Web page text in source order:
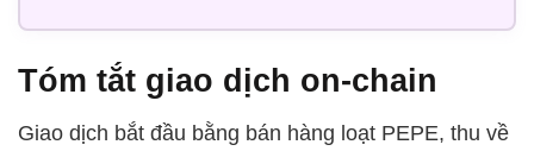
Tóm tắt giao dịch on-chain
Giao dịch bắt đầu bằng bán hàng loạt PEPE, thu về